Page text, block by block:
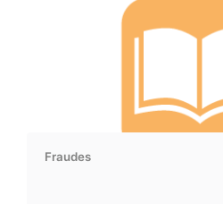
Fraudes